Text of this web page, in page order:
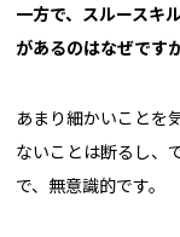
一方で、スルースキ
があるのはなぜです
あまり細かいことを
ないことは断るし、
で、無意識的です。